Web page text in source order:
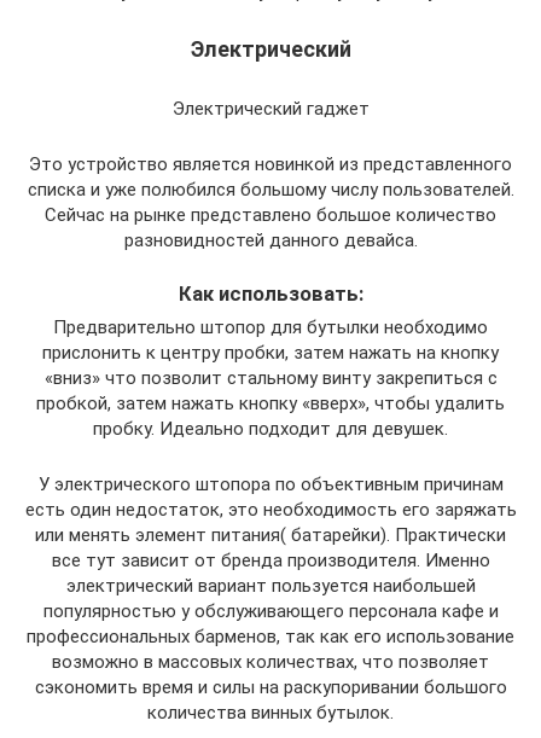
Электрический
Электрический гаджет
Это устройство является новинкой из представленного
списка и уже полюбился большому числу пользователей.
Сейчас на рынке представлено большое количество
разновидностей данного девайса.
Как использовать:
Предварительно штопор для бутылки необходимо
прислонить к центру пробки, затем нажать на кнопку
«вниз» что позволит стальному винту закрепиться с
пробкой, затем нажать кнопку «вверх», чтобы удалить
пробку. Идеально подходит для девушек.
У электрического штопора по объективным причинам
есть один недостаток, это необходимость его заряжать
или менять элемент питания( батарейки). Практически
все тут зависит от бренда производителя. Именно
электрический вариант пользуется наибольшей
популярностью у обслуживающего персонала кафе и
профессиональных барменов, так как его использование
возможно в массовых количествах, что позволяет
сэкономить время и силы на раскупоривании большого
количества винных бутылок.